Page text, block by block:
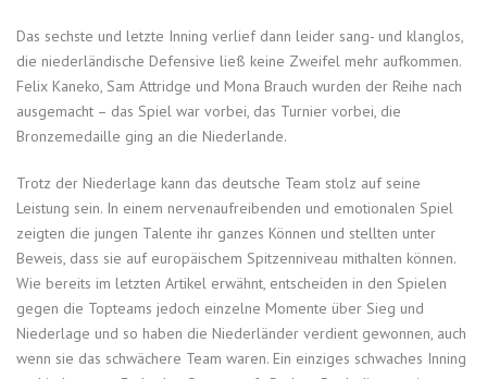
Das sechste und letzte Inning verlief dann leider sang- und klanglos,
die niederländische Defensive ließ keine Zweifel mehr aufkommen.
Felix Kaneko, Sam Attridge und Mona Brauch wurden der Reihe nach
ausgemacht – das Spiel war vorbei, das Turnier vorbei, die
Bronzemedaille ging an die Niederlande.
Trotz der Niederlage kann das deutsche Team stolz auf seine
Leistung sein. In einem nervenaufreibenden und emotionalen Spiel
zeigten die jungen Talente ihr ganzes Können und stellten unter
Beweis, dass sie auf europäischem Spitzenniveau mithalten können.
Wie bereits im letzten Artikel erwähnt, entscheiden in den Spielen
gegen die Topteams jedoch einzelne Momente über Sieg und
Niederlage und so haben die Niederländer verdient gewonnen, auch
wenn sie das schwächere Team waren. Ein einziges schwaches Inning